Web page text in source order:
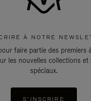
À NOTRE
faire partie des premiers
les nouvelles collections et
spéciaux.
S'INSCRIRE